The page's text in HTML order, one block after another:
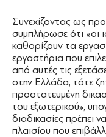
Συνεχίζοντας ως
συμπλήρωσε ότι «οι
καθορίζουν τα
εργαστήρια που
από αυτές τις
στην Ελλάδα, τότε
προστατευμένη
του εξωτερικού»,
διαδικασίες πρέπει
πλαισίου που